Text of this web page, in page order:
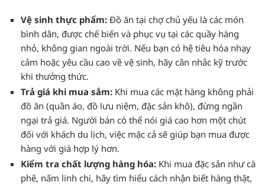
Vệ sinh thực phẩm:Đồ ăn tại chợ chủ yếu là các món
bình dân, được chế biến và phục vụ tại các quầy hàng
nhỏ, không gian ngoài trời. Nếu bạn có hệ tiêu hóa nhạy
cảm hoặc yêu cầu cao về vệ sinh, hãy cân nhắc kỹ trước
khi thưởng thức.
Trả giá khi mua sắm:Khi mua các mặt hàng không phải
đồ ăn (quần áo, đồ lưu niệm, đặc sản khô), đừng ngần
ngại trả giá. Người bán có thể nói giá cao hơn một chút
đối với khách du lịch, việc mặc cả sẽ giúp bạn mua được
hàng với giá hợp lý hơn.
Kiểm tra chất lượng hàng hóa:Khi mua đặc sản như cà
phê, nấm linh chi, hãy tìm hiểu cách nhận biết hàng thật,